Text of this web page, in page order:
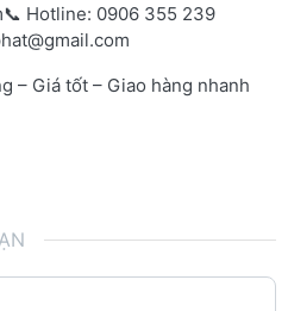
📞 Hotline: 0906 355 239
– Giá tốt – Giao hàng nhanh